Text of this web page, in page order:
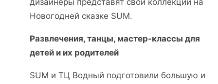
дизайнеры представят свои коллекции на
Новогодней сказке SUM.
Развлечения, танцы, мастер-классы для
детей и их родителей
SUM и ТЦ Водный подготовили большую и